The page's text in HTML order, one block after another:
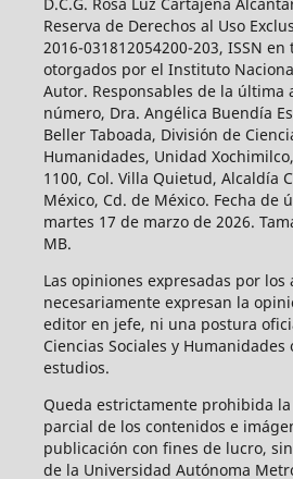
Reserva de Derechos al Uso
2016-031812054200-203, ISSN
otorgados por el Instituto
Autor. Responsables de la última
número, Dra. Angélica Buendía
Beller Taboada, División de
Humanidades, Unidad
1100, Col. Villa Quietud, Alcaldía
México, Cd. de México. Fecha de
martes 17 de marzo de 2026.
MB.
Las opiniones expresadas por los
necesariamente expresan la
editor en jefe, ni una postura
Ciencias Sociales y Humanidades
estudios.
Queda estrictamente prohibida
parcial de los contenidos e
publicación con fines de lucro,
de la Universidad Autónoma